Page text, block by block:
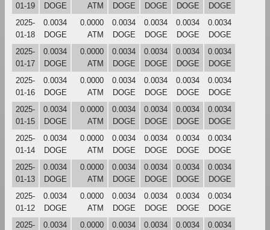
01-19
DOGE
ATM
DOGE
DOGE
DOGE
DOGE
2025-
01-18
0.0034
DOGE
0.0000
ATM
0.0034
DOGE
0.0034
DOGE
0.0034
DOGE
0.0034
DOGE
2025-
01-17
0.0034
DOGE
0.0000
ATM
0.0034
DOGE
0.0034
DOGE
0.0034
DOGE
0.0034
DOGE
2025-
01-16
0.0034
DOGE
0.0000
ATM
0.0034
DOGE
0.0034
DOGE
0.0034
DOGE
0.0034
DOGE
2025-
01-15
0.0034
DOGE
0.0000
ATM
0.0034
DOGE
0.0034
DOGE
0.0034
DOGE
0.0034
DOGE
2025-
01-14
0.0034
DOGE
0.0000
ATM
0.0034
DOGE
0.0034
DOGE
0.0034
DOGE
0.0034
DOGE
2025-
01-13
0.0034
DOGE
0.0000
ATM
0.0034
DOGE
0.0034
DOGE
0.0034
DOGE
0.0034
DOGE
2025-
01-12
0.0034
DOGE
0.0000
ATM
0.0034
DOGE
0.0034
DOGE
0.0034
DOGE
0.0034
DOGE
2025-
0.0034
0.0000
0.0034
0.0034
0.0034
0.0034